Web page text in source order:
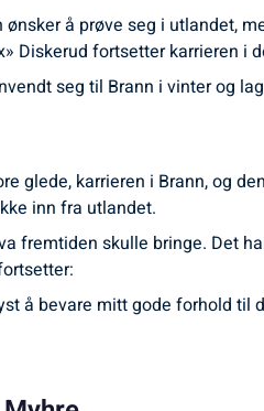
å prøve seg i utlandet,
Diskerud fortsetter karrieren
seg til Brann i vinter og
glede, karrieren i Brann, og
inn fra utlandet.
fremtiden skulle bringe. Det
å bevare mitt gode forhold